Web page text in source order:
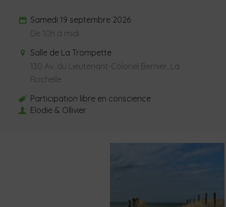
Samedi 19 septembre 2026
De 10h à midi
Salle de La Trompette
130 Av. du Lieutenant-Colonel Bernier, La
Rochelle
Participation libre en conscience
Elodie & Ollivier